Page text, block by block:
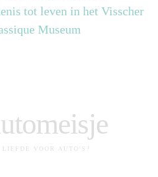
tot leven in het Visscher
Museum
VOOR AUTO'S?